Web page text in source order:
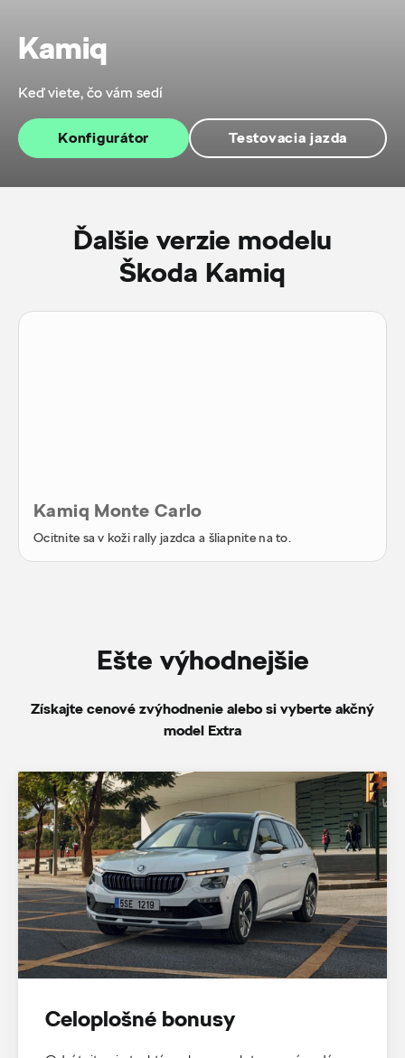
Kamiq
Keď viete, čo vám sedí
Konfigurátor Testovacia jazda
Ďalšie verzie modelu
Škoda Kamiq
Kamiq Monte Carlo
Ocitnite sa v koži rally jazdca a šliapnite na to.
Ešte výhodnejšie
Získajte cenové zvýhodnenie alebo si vyberte akčný
model Extra
Celoplošné bonusy